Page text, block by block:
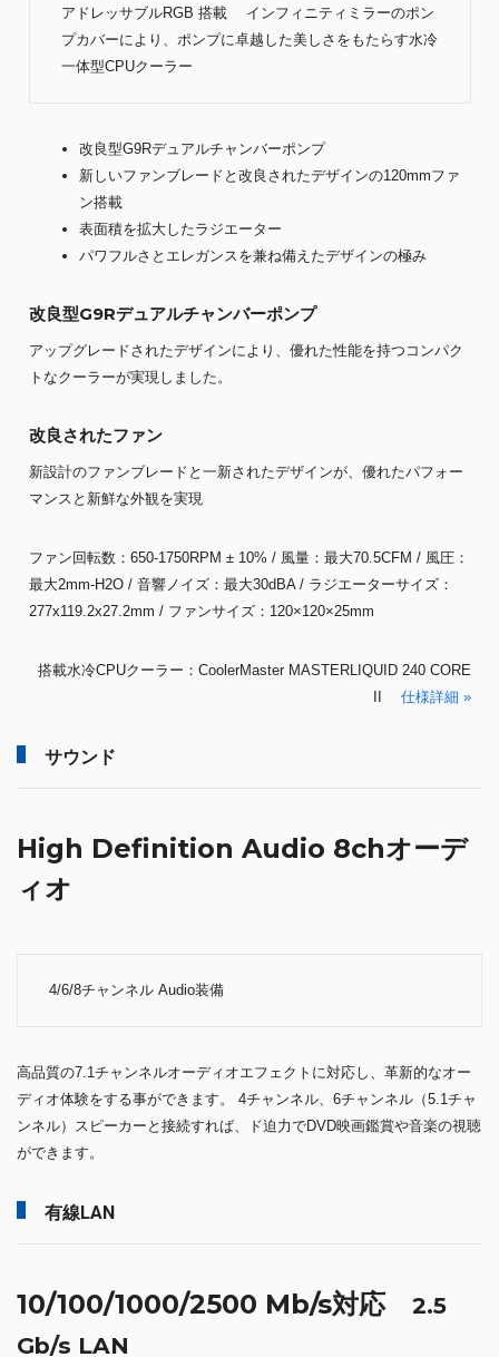
アドレッサブルRGB 搭載 インフィニティミラーのポン
プカバーにより、ポンプに卓越した美しさをもたらす水冷
一体型CPUクーラー
改良型G9Rデュアルチャンバーポンプ
新しいファンブレードと改良されたデザインの120mmファ
ン搭載
表面積を拡大したラジエーター
パワフルさとエレガンスを兼ね備えたデザインの極み
改良型G9Rデュアルチャンバーポンプ
アップグレードされたデザインにより、優れた性能を持つコンパク
トなクーラーが実現しました。
改良されたファン
新設計のファンブレードと一新されたデザインが、優れたパフォー
マンスと新鮮な外観を実現
ファン回転数：650-1750RPM ± 10% / 風量：最大70.5CFM / 風圧：
最大2mm-H2O / 音響ノイズ：最大30dBA / ラジエーターサイズ：
277x119.2x27.2mm / ファンサイズ：120×120×25mm
搭載水冷CPUクーラー：CoolerMaster MASTERLIQUID 240 CORE
仕様詳細 »
サウンド
High Definition Audio 8chオーデ
ィオ
4/6/8チャンネル Audio装備
高品質の7.1チャンネルオーディオエフェクトに対応し、革新的なオー
ディオ体験をする事ができます。 4チャンネル、6チャンネル（5.1チャ
ンネル）スピーカーと接続すれば、ド迫力でDVD映画鑑賞や音楽の視聴
ができます。
有線LAN
10/100/1000/2500 Mb/s対応 2.5
Gb/s LAN